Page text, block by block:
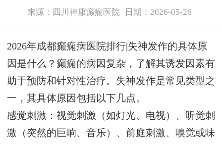
来源：四川神康癫痫医院 日期：2026-05-26
2026年成都癫痫病医院排行|失神发作的具体原
因是什么？癫痫的病因复杂，了解其诱发因素有
助于预防和针对性治疗。失神发作是常见类型之
一，其具体原因包括以下几点。
感觉刺激：视觉刺激（如灯光、电视）、听觉刺
激（突然的巨响、音乐）、前庭刺激、嗅觉或味